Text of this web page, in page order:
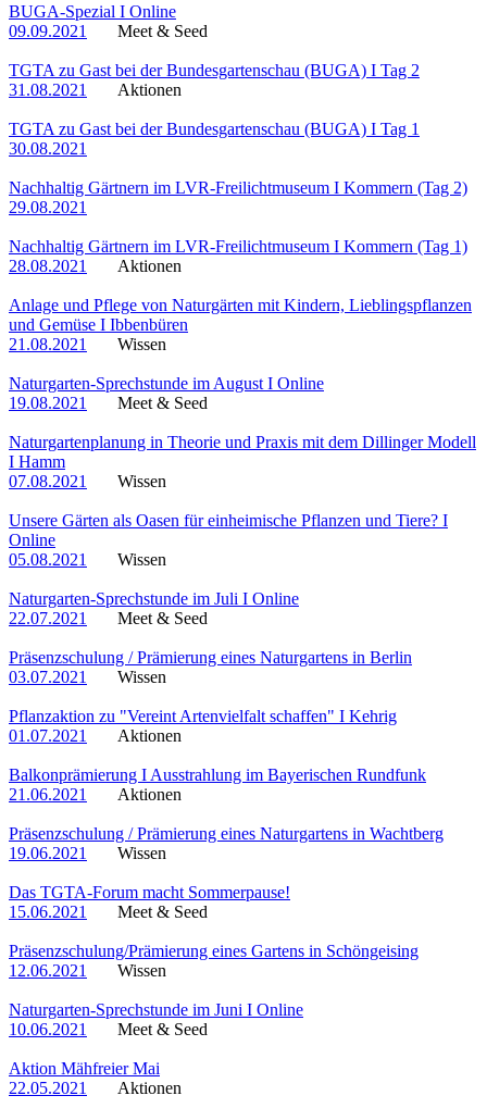
BUGA-Spezial I Online
09.09.2021
Meet & Seed
TGTA zu Gast bei der Bundesgartenschau (BUGA) I Tag 2
31.08.2021
Aktionen
TGTA zu Gast bei der Bundesgartenschau (BUGA) I Tag 1
30.08.2021
Nachhaltig Gärtnern im LVR-Freilichtmuseum I Kommern (Tag 2)
29.08.2021
Nachhaltig Gärtnern im LVR-Freilichtmuseum I Kommern (Tag 1)
28.08.2021
Aktionen
Anlage und Pflege von Naturgärten mit Kindern, Lieblingspflanzen
und Gemüse I Ibbenbüren
21.08.2021
Wissen
Naturgarten-Sprechstunde im August I Online
19.08.2021
Meet & Seed
Naturgartenplanung in Theorie und Praxis mit dem Dillinger Modell
I Hamm
07.08.2021
Wissen
Unsere Gärten als Oasen für einheimische Pflanzen und Tiere? I
Online
05.08.2021
Wissen
Naturgarten-Sprechstunde im Juli I Online
22.07.2021
Meet & Seed
Präsenzschulung / Prämierung eines Naturgartens in Berlin
03.07.2021
Wissen
Pflanzaktion zu "Vereint Artenvielfalt schaffen" I Kehrig
01.07.2021
Aktionen
Balkonprämierung I Ausstrahlung im Bayerischen Rundfunk
21.06.2021
Aktionen
Präsenzschulung / Prämierung eines Naturgartens in Wachtberg
19.06.2021
Wissen
Das TGTA-Forum macht Sommerpause!
15.06.2021
Meet & Seed
Präsenzschulung/Prämierung eines Gartens in Schöngeising
12.06.2021
Wissen
Naturgarten-Sprechstunde im Juni I Online
10.06.2021
Meet & Seed
Aktion Mähfreier Mai
22.05.2021
Aktionen